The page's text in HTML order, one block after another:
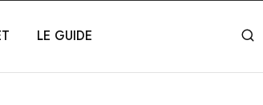
LE GUIDE